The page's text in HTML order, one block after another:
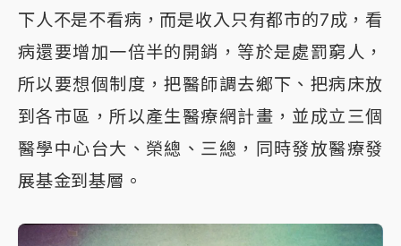
下人不是不看病，而是收入只有都市的7成，看
病還要增加一倍半的開銷，等於是處罰窮人，
所以要想個制度，把醫師調去鄉下、把病床放
到各市區，所以產生醫療網計畫，並成立三個
醫學中心台大、榮總、三總，同時發放醫療發
展基金到基層。